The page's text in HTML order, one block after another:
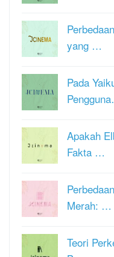
yang …
Pada
Apakah
Fakta …
Merah: …
Teori